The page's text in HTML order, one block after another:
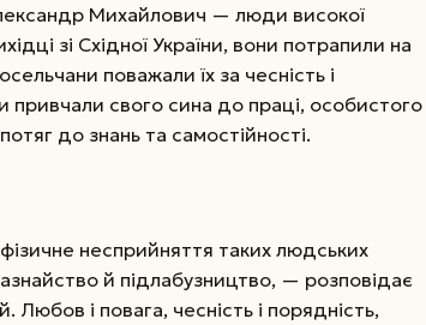
Михайлович — люди високої
зі Східної України, вони потрапили на
поважали їх за чесність і
привчали свого сина до праці, особистого
до знань та самостійності.
несприйняття таких людських
й підлабузництво, — розповідає
Любов і повага, чесність і порядність,